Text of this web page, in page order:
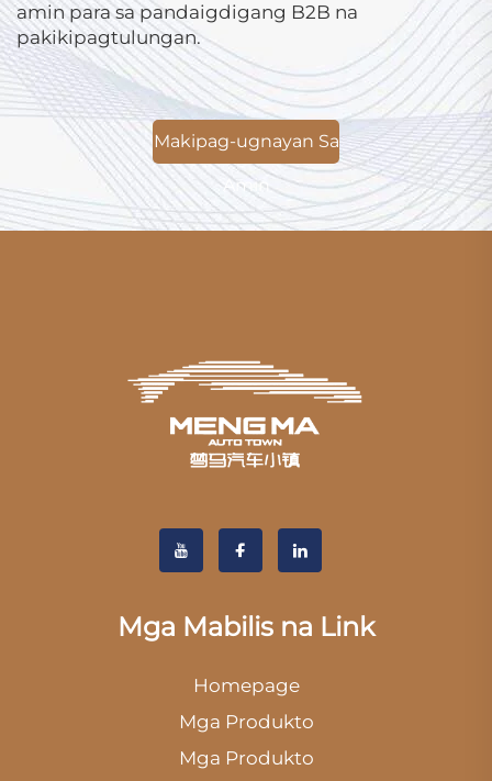
amin para sa pandaigdigang B2B na
pakikipagtulungan.
Makipag-ugnayan Sa
Amin
Mga Mabilis na Link
Homepage
Mga Produkto
Mga Produkto